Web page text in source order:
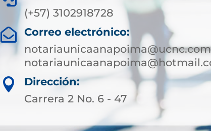
(+57) 3102918728

Correo electrónico:

Dirección:
Carrera 2 No. 6 - 47